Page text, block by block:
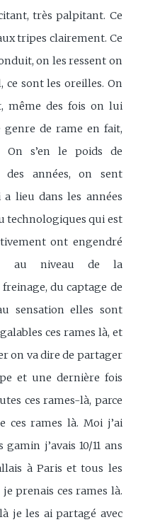
très palpitant. Ce
tripes clairement. Ce
on les ressent on
sont les oreilles. On
même des fois on lui
de rame en fait,
On s’en le poids de
années, on sent
lieu dans les années
technologiques qui est
ont engendré
au niveau de la
du captage de
sensation elles sont
ces rames là, et
on va dire de partager
et une dernière fois
ces rames-là, parce
ces rames là. Moi j’ai
j’avais 10/11 ans
à Paris et tous les
prenais ces rames là.
je les ai partagé avec